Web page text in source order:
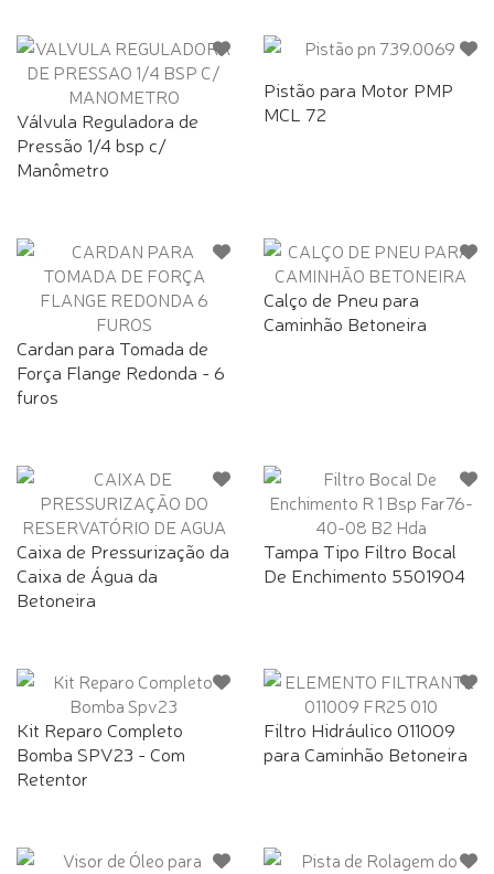
Válvula Reguladora de
Pressão 1/4 bsp c/
Manômetro
Pistão para Motor PMP
MCL 72
Cardan para Tomada de
Força Flange Redonda - 6
furos
Calço de Pneu para
Caminhão Betoneira
Caixa de Pressurização da
Caixa de Água da
Betoneira
Tampa Tipo Filtro Bocal
De Enchimento 5501904
Kit Reparo Completo
Bomba SPV23 - Com
Retentor
Filtro Hidráulico 011009
para Caminhão Betoneira